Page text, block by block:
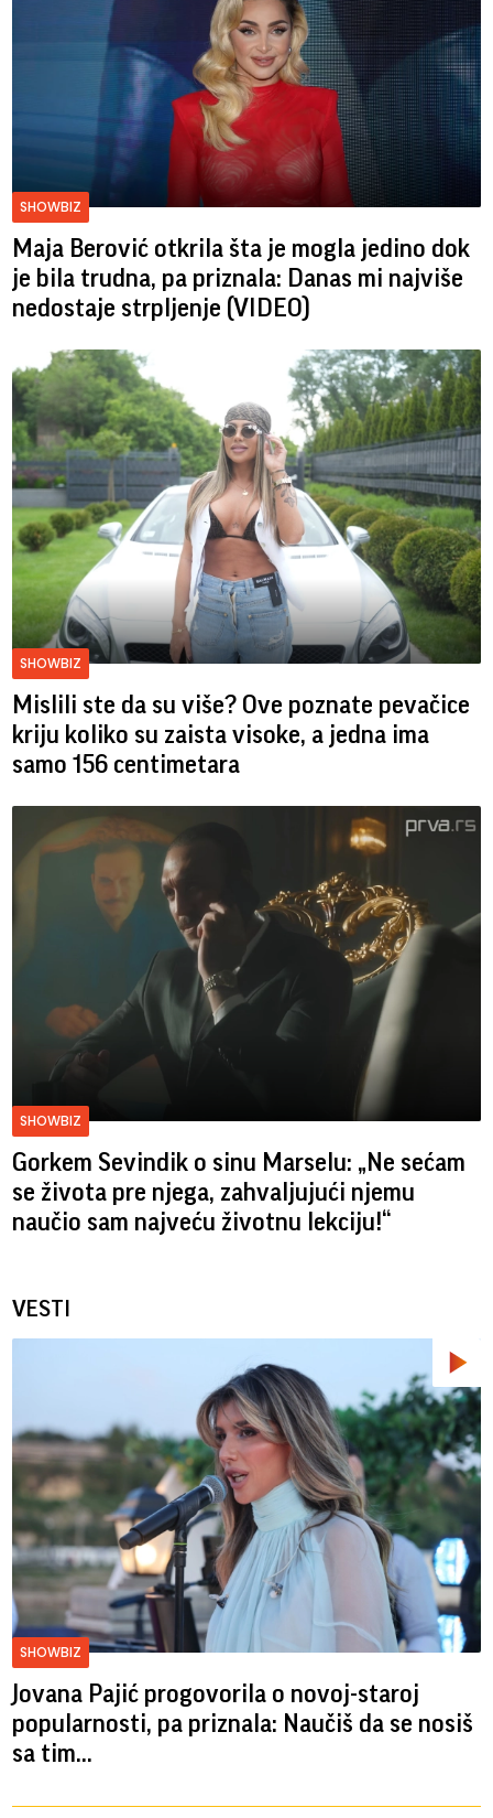
SHOWBIZ
Maja Berović otkrila šta je mogla jedino dok
je bila trudna, pa priznala: Danas mi najviše
nedostaje strpljenje (VIDEO)
SHOWBIZ
Mislili ste da su više? Ove poznate pevačice
kriju koliko su zaista visoke, a jedna ima
samo 156 centimetara
SHOWBIZ
Gorkem Sevindik o sinu Marselu: „Ne sećam
se života pre njega, zahvaljujući njemu
naučio sam najveću životnu lekciju!“
VESTI
SHOWBIZ
Jovana Pajić progovorila o novoj-staroj
popularnosti, pa priznala: Naučiš da se nosiš
sa tim...